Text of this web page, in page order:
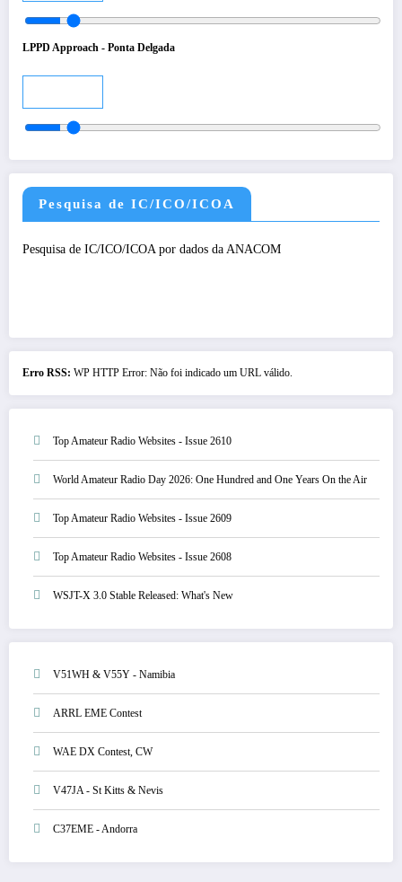
LPPD Approach - Ponta Delgada
Pesquisa de IC/ICO/ICOA
Pesquisa de IC/ICO/ICOA por dados da ANACOM
Erro RSS: WP HTTP Error: Não foi indicado um URL válido.
Top Amateur Radio Websites - Issue 2610
World Amateur Radio Day 2026: One Hundred and One Years On the Air
Top Amateur Radio Websites - Issue 2609
Top Amateur Radio Websites - Issue 2608
WSJT-X 3.0 Stable Released: What's New
V51WH & V55Y - Namibia
ARRL EME Contest
WAE DX Contest, CW
V47JA - St Kitts & Nevis
C37EME - Andorra